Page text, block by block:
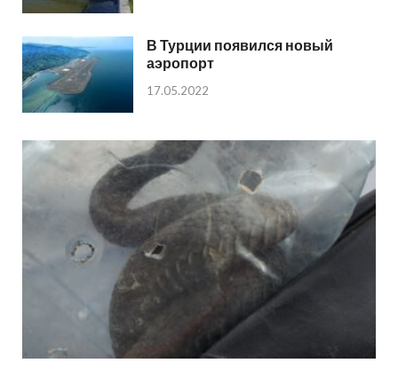
В Турции появился новый
аэропорт
17.05.2022